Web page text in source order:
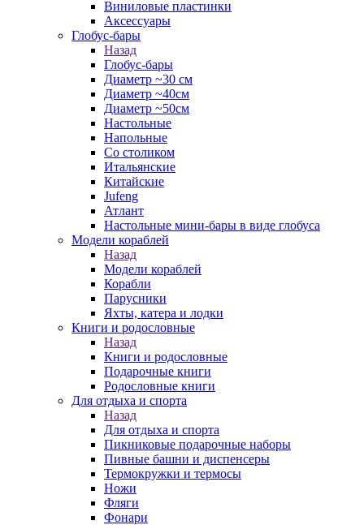
Виниловые пластинки
Аксессуары
Глобус-бары
Назад
Глобус-бары
Диаметр ~30 см
Диаметр ~40см
Диаметр ~50см
Настольные
Напольные
Со столиком
Итальянские
Китайские
Jufeng
Атлант
Настольные мини-бары в виде глобуса
Модели кораблей
Назад
Модели кораблей
Корабли
Парусники
Яхты, катера и лодки
Книги и родословные
Назад
Книги и родословные
Подарочные книги
Родословные книги
Для отдыха и спорта
Назад
Для отдыха и спорта
Пикниковые подарочные наборы
Пивные башни и диспенсеры
Термокружки и термосы
Ножи
Фляги
Фонари